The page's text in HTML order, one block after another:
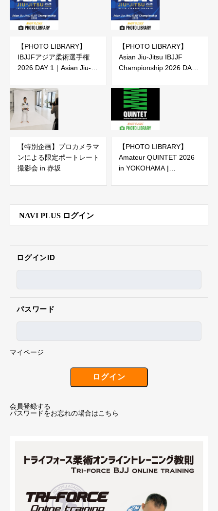
【PHOTO LIBRARY】
IBJJFアジア柔術選手権
2026 DAY 1｜Asian Jiu-
2026 DAY 1（IBJJF主催大
会）
【PHOTO LIBRARY】
Asian Jiu-Jitsu IBJJF
Championship 2026 DAY
【特別企画】プロカメラマ
ンによる限定ポートレート
撮影会 in 赤坂
【PHOTO LIBRARY】
Amateur QUINTET 2026
in YOKOHAMA |
NAVI PLUS ログイン
ログインID
パスワード
マイページ
会員登録する
パスワードをお忘れの場合はこちら